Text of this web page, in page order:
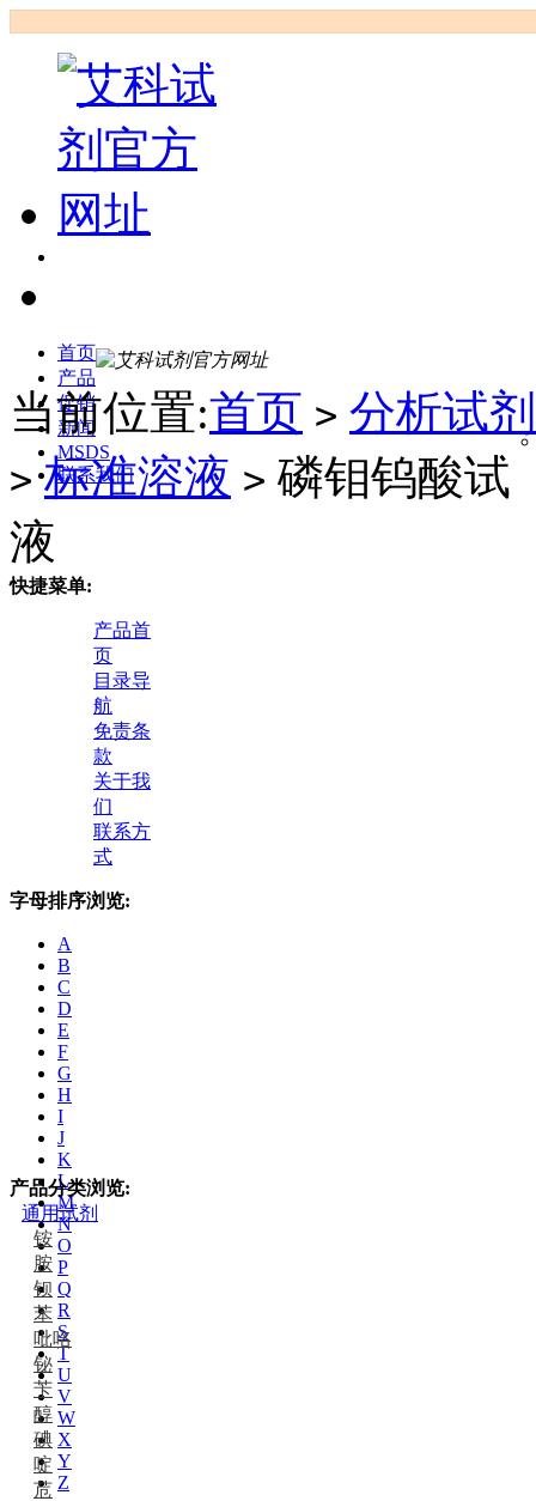
首页
产品
促销
新闻
MSDS
联系我们
当前位置:首页 > 分析试剂
> 标准溶液 > 磷钼钨酸试
液
快捷菜单:
产品首
页
目录导
航
免责条
款
关于我
们
联系方
式
字母排序浏览:
A
B
C
D
E
F
G
H
I
J
K
L
M
N
O
P
Q
R
S
T
U
V
W
X
Y
Z
产品分类浏览:
通用试剂
铵
胺
钡
苯
吡咯
铋
苄
醇
碘
啶
苊